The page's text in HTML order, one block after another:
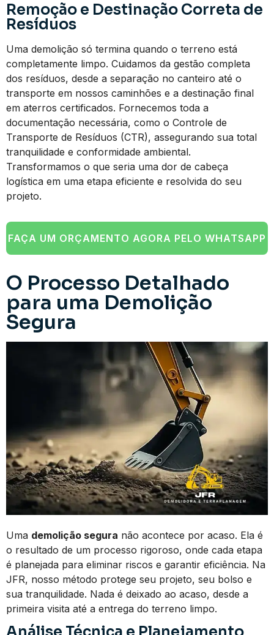
Remoção e Destinação Correta de
Resíduos
Uma demolição só termina quando o terreno está
completamente limpo. Cuidamos da gestão completa
dos resíduos, desde a separação no canteiro até o
transporte em nossos caminhões e a destinação final
em aterros certificados. Fornecemos toda a
documentação necessária, como o Controle de
Transporte de Resíduos (CTR), assegurando sua total
tranquilidade e conformidade ambiental.
Transformamos o que seria uma dor de cabeça
logística em uma etapa eficiente e resolvida do seu
projeto.
FAÇA UM ORÇAMENTO AGORA PELO WHATSAPP
O Processo Detalhado
para uma Demolição
Segura
Uma demolição segura não acontece por acaso. Ela é
o resultado de um processo rigoroso, onde cada etapa
é planejada para eliminar riscos e garantir eficiência. Na
JFR, nosso método protege seu projeto, seu bolso e
sua tranquilidade. Nada é deixado ao acaso, desde a
primeira visita até a entrega do terreno limpo.